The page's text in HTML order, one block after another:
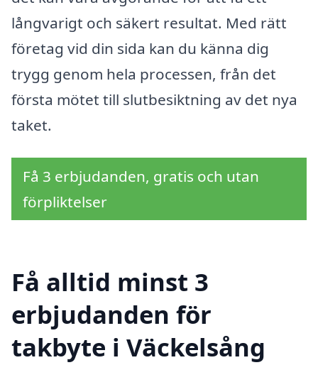
långvarigt och säkert resultat. Med rätt
företag vid din sida kan du känna dig
trygg genom hela processen, från det
första mötet till slutbesiktning av det nya
taket.
Få 3 erbjudanden, gratis och utan
förpliktelser
Få alltid minst 3
erbjudanden för
takbyte i Väckelsång